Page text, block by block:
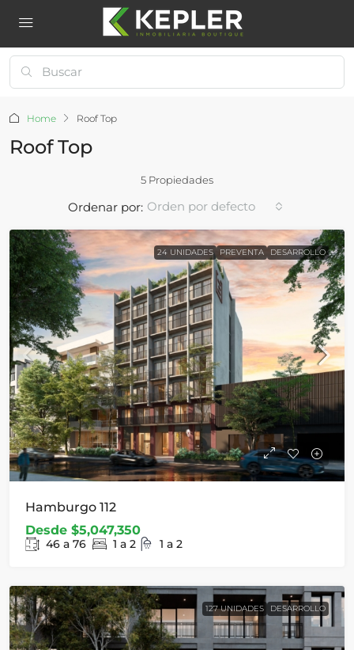
Home Roof Top
Roof Top
5 Propiedades
Ordenar por: Orden por defecto
24 UNIDADES PREVENTA DESARROLLO
Hamburgo 112
Desde $5,047,350
46 a 76 1 a 2 1 a 2
127 UNIDADES DESARROLLO